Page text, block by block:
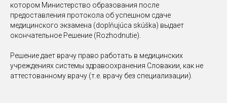
котором Министерство образования после
предоставления протокола об успешном сдаче
медицинского экзамена (doplňujúca skúška) выдает
окончательное Решение (Rozhodnutie).
Решение дает врачу право работать в медицинских
учреждениях системы здравоохранения Словакии, как не
аттестованному врачу (т.е. врачу без специализации).